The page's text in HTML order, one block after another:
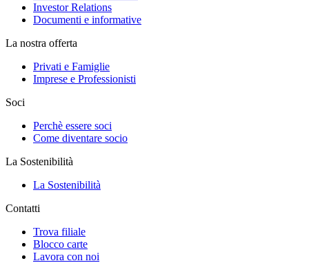
Investor Relations
Documenti e informative
La nostra offerta
Privati e Famiglie
Imprese e Professionisti
Soci
Perchè essere soci
Come diventare socio
La Sostenibilità
La Sostenibilità
Contatti
Trova filiale
Blocco carte
Lavora con noi